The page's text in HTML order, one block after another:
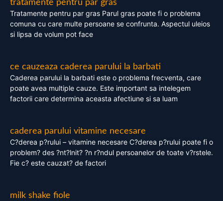
tratamente pentru par gras
Tratamente pentru par gras Parul gras poate fi o problema
comuna cu care multe persoane se confrunta. Aspectul uleios
si lipsa de volum pot face
ce cauzeaza caderea parului la barbati
Caderea parului la barbati este o problema frecventa, care
poate avea multiple cauze. Este important sa intelegem
factorii care determina aceasta afectiune si sa luam
caderea parului vitamine necesare
C?derea p?rului – vitamine necesare C?derea p?rului poate fi o
problem? des ?nt?lnit? ?n r?ndul persoanelor de toate v?rstele.
Fie c? este cauzat? de factori
milk shake fiole